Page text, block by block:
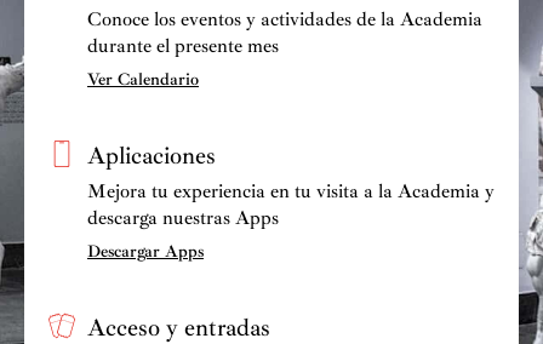
Conoce los eventos y actividades de la Academia
durante el presente mes
Ver Calendario
Aplicaciones
Mejora tu experiencia en tu visita a la Academia y
descarga nuestras Apps
Descargar Apps
Acceso y entradas